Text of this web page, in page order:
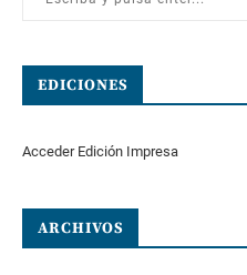
EDICIONES
Acceder Edición Impresa
ARCHIVOS